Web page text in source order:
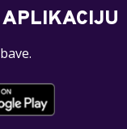
APLIKACIJU